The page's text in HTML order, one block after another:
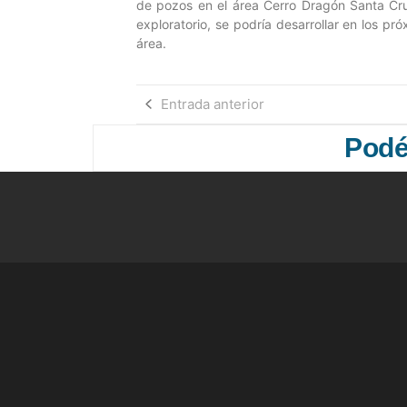
de pozos en el área Cerro Dragón Santa
exploratorio, se podría desarrollar en los
área.
Entrada anterior